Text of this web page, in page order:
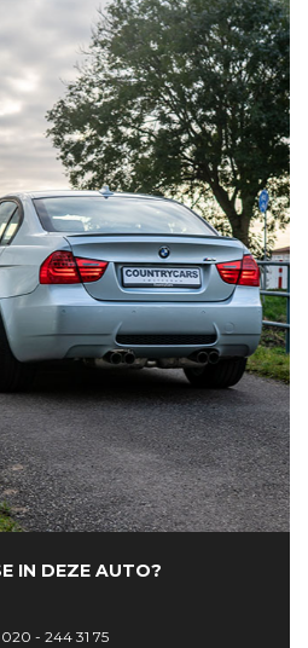
IN DEZE AUTO?
020 - 244 31 75